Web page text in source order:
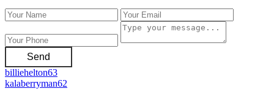
Send
billiehelton63
kalaberryman62